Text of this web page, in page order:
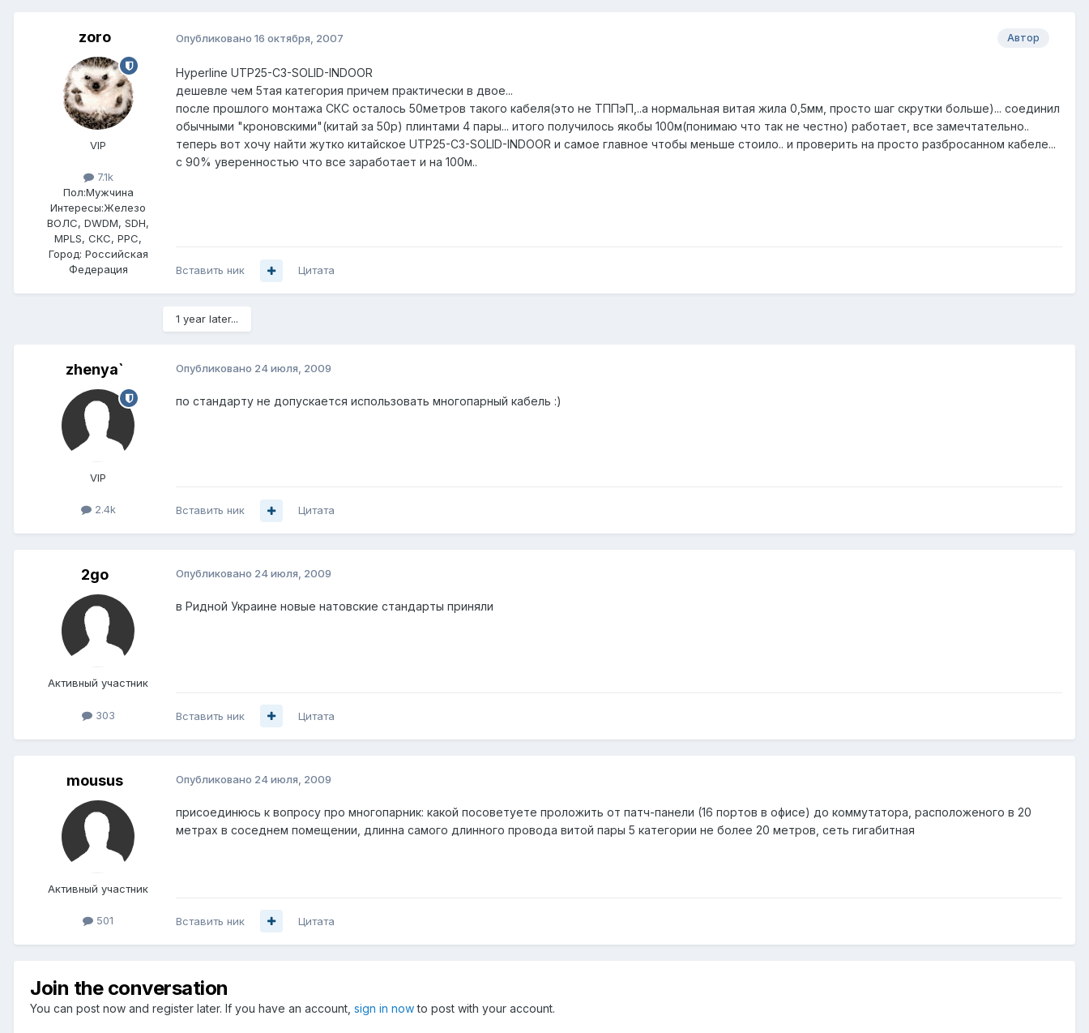
zoro
VIP
7.1k
Пол:Мужчина
Интересы:Железо
ВОЛС, DWDM, SDH,
MPLS, СКС, РРС,
Город: Российская
Федерация
Автор
Опубликовано 16 октября, 2007
Hyperline UTP25-C3-SOLID-INDOOR
дешевле чем 5тая категория причем практически в двое...
после прошлого монтажа СКС осталось 50метров такого кабеля(это не ТППэП,..а нормальная витая жила 0,5мм, просто шаг скрутки больше)... соединил
обычными "кроновскими"(китай за 50р) плинтами 4 пары... итого получилось якобы 100м(понимаю что так не честно) работает, все замечтательно..
теперь вот хочу найти жутко китайское UTP25-C3-SOLID-INDOOR и самое главное чтобы меньше стоило.. и проверить на просто разбросанном кабеле...
с 90% уверенностью что все заработает и на 100м..
Вставить ник Цитата
1 year later...
zhenya`
VIP
2.4k
Опубликовано 24 июля, 2009
по стандарту не допускается использовать многопарный кабель :)
Вставить ник Цитата
2go
Активный участник
303
Опубликовано 24 июля, 2009
в Ридной Украине новые натовские стандарты приняли
Вставить ник Цитата
mousus
Активный участник
501
Опубликовано 24 июля, 2009
присоединюсь к вопросу про многопарник: какой посоветуете проложить от патч-панели (16 портов в офисе) до коммутатора, расположеного в 20
метрах в соседнем помещении, длинна самого длинного провода витой пары 5 категории не более 20 метров, сеть гигабитная
Вставить ник Цитата
Join the conversation
You can post now and register later. If you have an account, sign in nowto post with your account.